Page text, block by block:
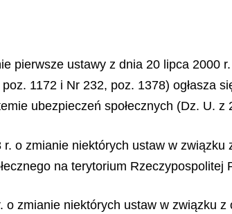
pierwsze ustawy z dnia 20 lipca 2000
1172 i Nr 232, poz. 1378) ogłasza
ubezpieczeń społecznych (Dz. U.
o zmianie niektórych ustaw w
na terytorium Rzeczypospolitej
zmianie niektórych ustaw w związku